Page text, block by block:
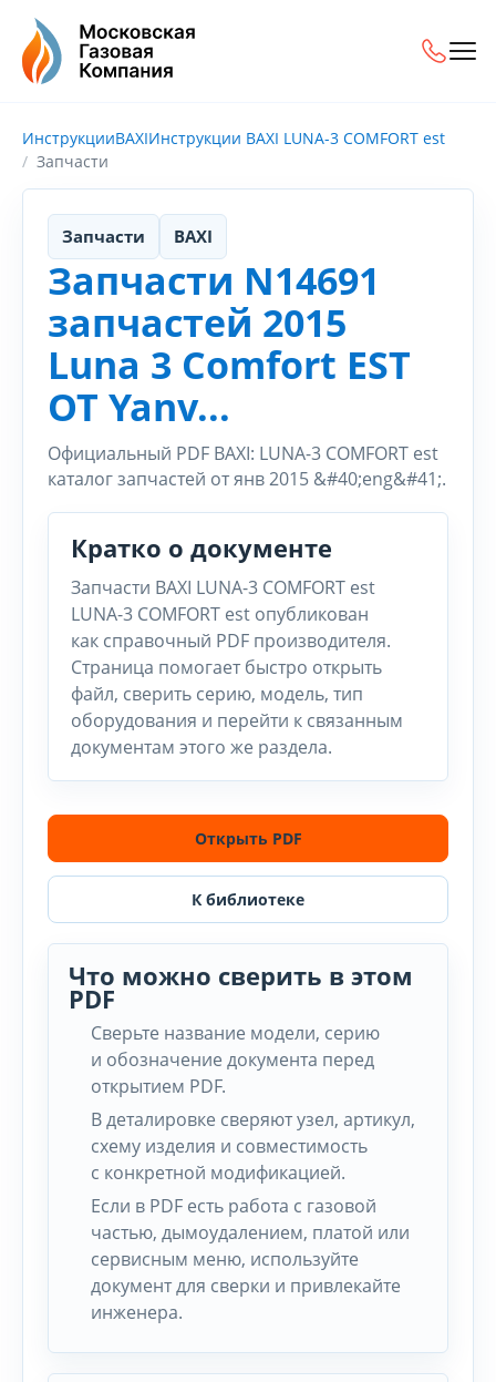
ИнструкцииBAXIИнструкции BAXI LUNA-3 COMFORT est
Запчасти
Запчасти BAXI
Запчасти N14691
запчастей 2015
Luna 3 Comfort EST
OT Yanv...
Официальный PDF BAXI: LUNA-3 COMFORT est
каталог запчастей от янв 2015 &#40;eng&#41;.
Кратко о документе
Запчасти BAXI LUNA-3 COMFORT est
LUNA-3 COMFORT est опубликован
как справочный PDF производителя.
Страница помогает быстро открыть
файл, сверить серию, модель, тип
оборудования и перейти к связанным
документам этого же раздела.
Открыть PDF
К библиотеке
Что можно сверить в этом
PDF
Сверьте название модели, серию
и обозначение документа перед
открытием PDF.
В деталировке сверяют узел, артикул,
схему изделия и совместимость
с конкретной модификацией.
Если в PDF есть работа с газовой
частью, дымоудалением, платой или
сервисным меню, используйте
документ для сверки и привлекайте
инженера.